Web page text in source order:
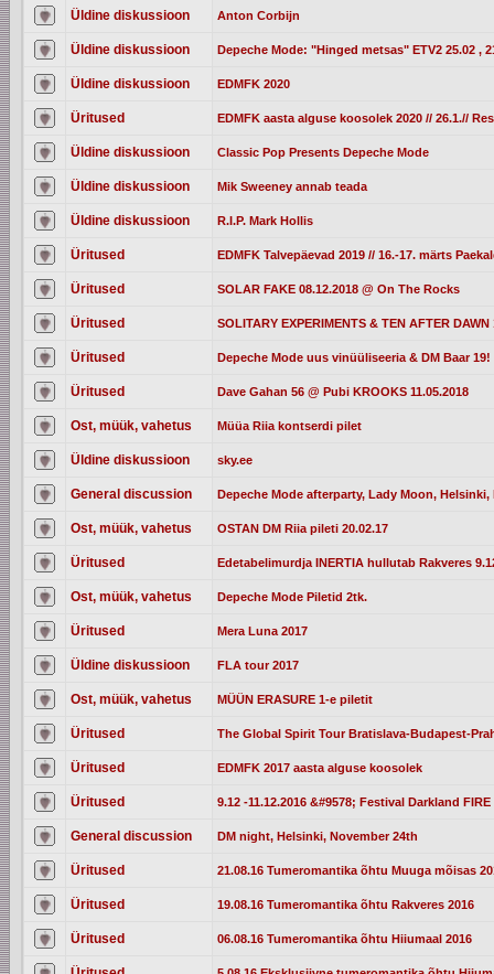
Üldine diskussioon Anton Corbijn
Üldine diskussioon Depeche Mode: "Hinged metsas" ETV2 25.02 ,
Üldine diskussioon EDMFK 2020
Üritused EDMFK aasta alguse koosolek 2020 // 26.1.//
Üldine diskussioon Classic Pop Presents Depeche Mode
Üldine diskussioon Mik Sweeney annab teada
Üldine diskussioon R.I.P. Mark Hollis
Üritused EDMFK Talvepäevad 2019 // 16.-17. märts
Üritused SOLAR FAKE 08.12.2018 @ On The Rocks
Üritused SOLITARY EXPERIMENTS & TEN AFTER
Üritused Depeche Mode uus vinüüliseeria & DM Baar 19!
Üritused Dave Gahan 56 @ Pubi KROOKS 11.05.2018
Ost, müük, vahetus Müüa Riia kontserdi pilet
Üldine diskussioon sky.ee
General discussion Depeche Mode afterparty, Lady Moon, Helsinki,
Ost, müük, vahetus OSTAN DM Riia pileti 20.02.17
Üritused Edetabelimurdja INERTIA hullutab Rakveres
Ost, müük, vahetus Depeche Mode Piletid 2tk.
Üritused Mera Luna 2017
Üldine diskussioon FLA tour 2017
Ost, müük, vahetus MÜÜN ERASURE 1-e piletit
Üritused The Global Spirit Tour Bratislava-Budapest-
Üritused EDMFK 2017 aasta alguse koosolek
Üritused 9.12 -11.12.2016 &#9578; Festival Darkland FIRE
General discussion DM night, Helsinki, November 24th
Üritused 21.08.16 Tumeromantika õhtu Muuga mõisas
Üritused 19.08.16 Tumeromantika õhtu Rakveres 2016
Üritused 06.08.16 Tumeromantika õhtu Hiiumaal 2016